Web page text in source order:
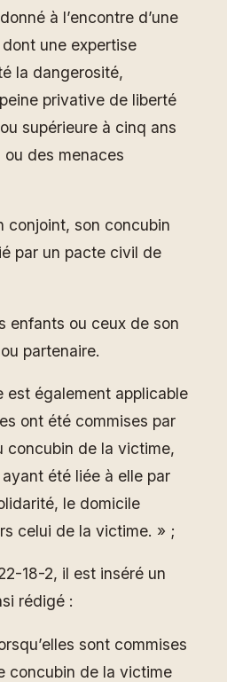
à l’encontre d’une
une expertise
la dangerosité,
privative de liberté
supérieure à cinq ans
des menaces
conjoint, son concubin
par un pacte civil de
enfants ou ceux de son
partenaire.
est également applicable
ont été commises par
concubin de la victime,
été liée à elle par
le domicile
celui de la victime. » ;
18-2, il est inséré un
rédigé :
sont commises
concubin de la victime